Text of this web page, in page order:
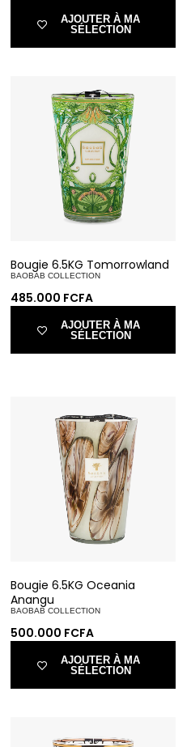
AJOUTER À MA
SÉLECTION
Bougie 6.5KG Tomorrowland
BAOBAB COLLECTION
485.000 FCFA
AJOUTER À MA
SÉLECTION
Bougie 6.5KG Oceania
Anangu
BAOBAB COLLECTION
500.000 FCFA
AJOUTER À MA
SÉLECTION